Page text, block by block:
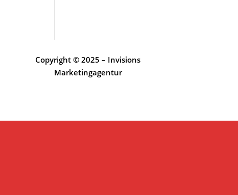
Copyright © 2025 – Invisions
Marketingagentur